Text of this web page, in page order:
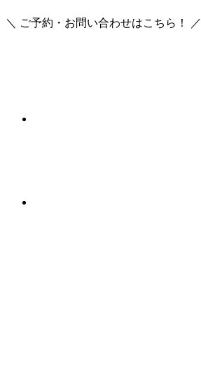
＼ ご予約・お問い合わせはこちら！ ／